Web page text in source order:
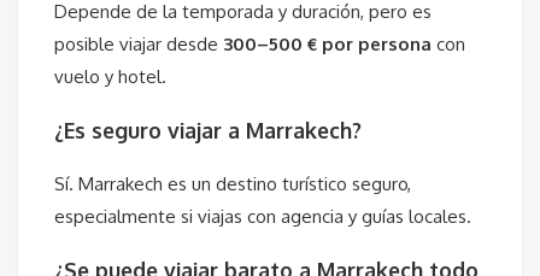
Depende de la temporada y duración, pero es
posible viajar desde 300–500 € por persona con
vuelo y hotel.
¿Es seguro viajar a Marrakech?
Sí. Marrakech es un destino turístico seguro,
especialmente si viajas con agencia y guías locales.
¿Se puede viajar barato a Marrakech todo